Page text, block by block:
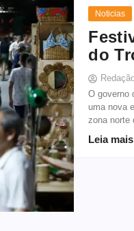
Noticias
do
O governo
uma nova
zona norte
Leia mais